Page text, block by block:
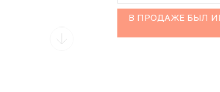
В ПРОДАЖЕ БЫЛ